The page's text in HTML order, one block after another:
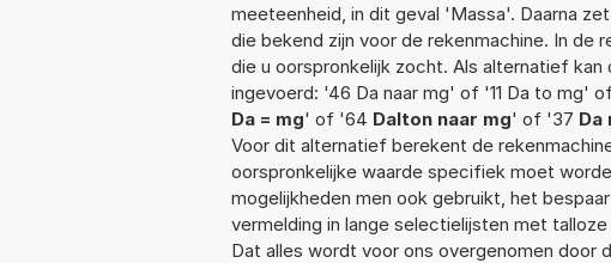
meeteenheid, in dit geval 'Massa'. Daarna
die bekend zijn voor de rekenmachine. In de
die u oorspronkelijk zocht. Als alternatief
ingevoerd: '46 Da naar mg' of '11 Da to mg'
Da = mg' of '64 Dalton naar mg' of '37 Da
Voor dit alternatief berekent de
oorspronkelijke waarde specifiek moet
mogelijkheden men ook gebruikt, het
vermelding in lange selectielijsten met
Dat alles wordt voor ons overgenomen door